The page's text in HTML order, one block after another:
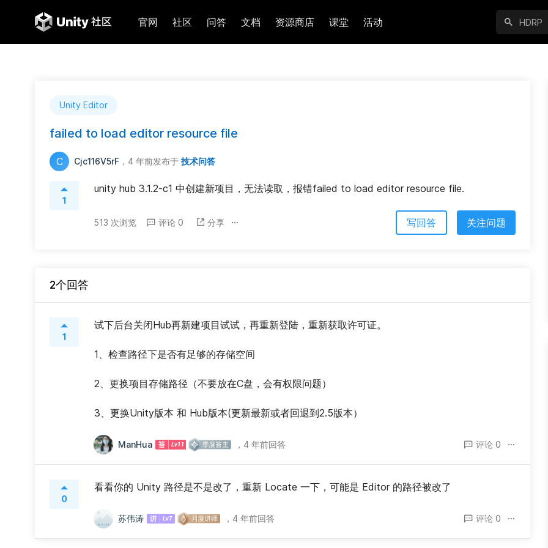
官网 社区 问答 文档 资源商店 课堂 活动
Unity Editor
failed to load editor resource file
C Cjc116V5rF ，4 年前发布于 技术问答
1
unity hub 3.1.2-c1 中创建新项目，无法读取，报错failed to load editor resource file.
513 次浏览 评论 0 分享 写回答 关注问题
2个回答
1
试下后台关闭Hub再新建项目试试，再重新登陆，重新获取许可证。
1、检查路径下是否有足够的存储空间
2、更换项目存储路径（不要放在C盘，会有权限问题）
3、更换Unity版本 和 Hub版本(更新最新或者回退到2.5版本）
ManHua ， 4 年前回答 评论 0
0
看看你的 Unity 路径是不是改了，重新 Locate 一下，可能是 Editor 的路径被改了
苏伟涛 ， 4 年前回答 评论 0